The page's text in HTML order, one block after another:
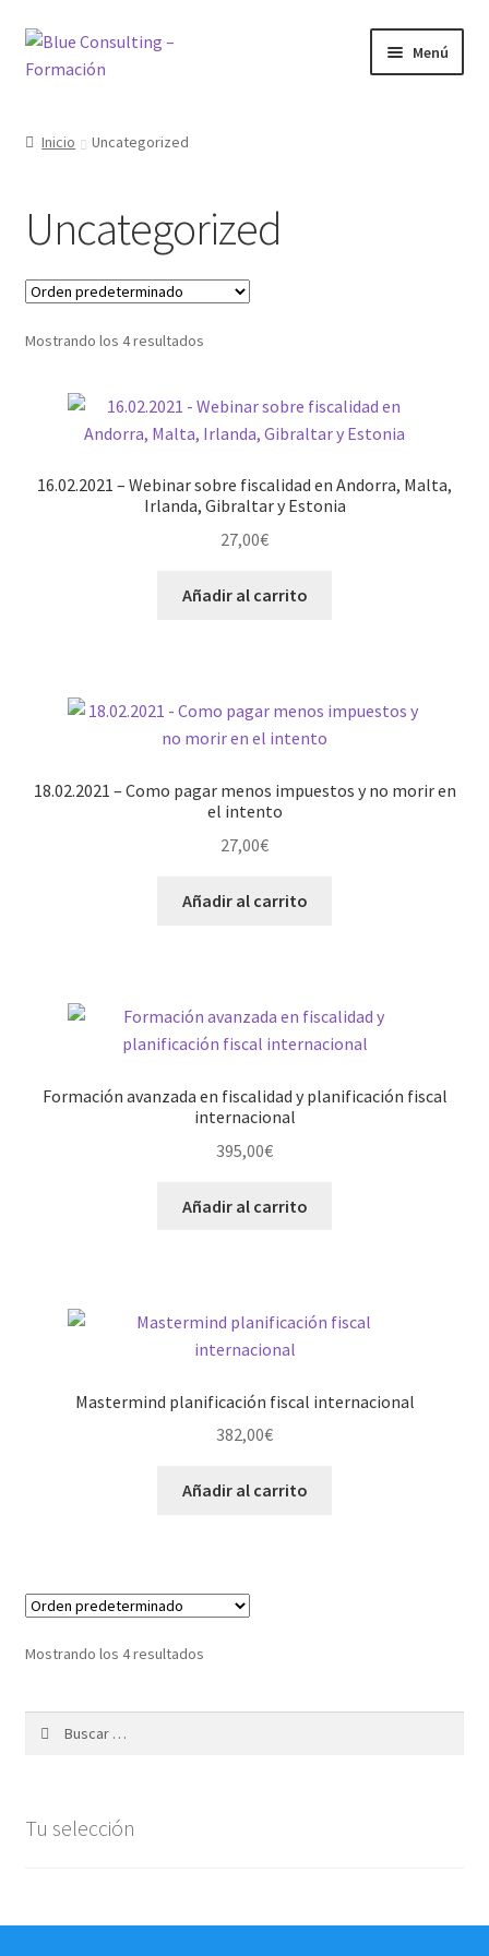
Ir
a
Ir
al
Menú
Blog
Cursos
Inicio
Mi cuenta
Inicio Uncategorized
Uncategorized
Mostrando los 4 resultados
16.02.2021 – Webinar sobre fiscalidad en Andorra, Malta,
Irlanda, Gibraltar y Estonia
27,00€
Añadir al carrito
18.02.2021 – Como pagar menos impuestos y no morir en
el intento
27,00€
Añadir al carrito
Formación avanzada en fiscalidad y planificación fiscal
internacional
395,00€
Añadir al carrito
Mastermind planificación fiscal internacional
382,00€
Añadir al carrito
Mostrando los 4 resultados
Tu selección